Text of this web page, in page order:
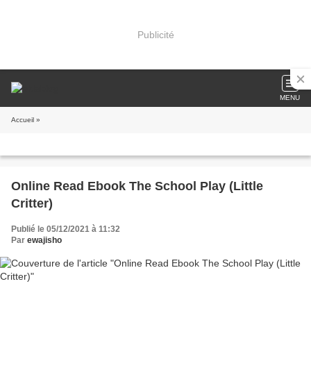
Publicité
MENU
Accueil »
Online Read Ebook The School Play (Little
Critter)
Publié le 05/12/2021 à 11:32
Par ewajisho